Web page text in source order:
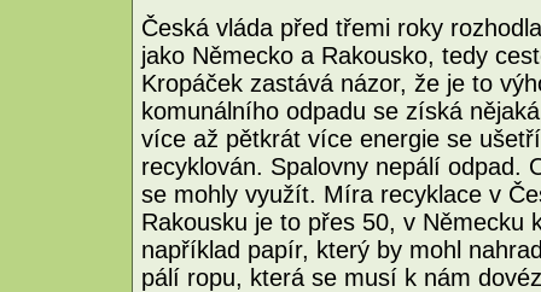
Česká vláda před třemi roky
jako Německo a Rakousko, tedy
Kropáček zastává názor, že je to
komunálního odpadu se získá
více až pětkrát více energie se
recyklován. Spalovny nepálí odpad.
se mohly využít. Míra recyklace v
Rakousku je to přes 50, v Německu
například papír, který by mohl
pálí ropu, která se musí k nám